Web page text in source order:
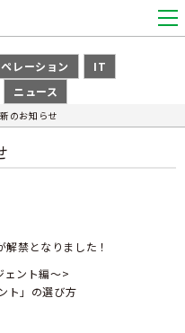
レーション
IT
ニュース
のお知らせ
禁となりました！
ェント編～>
ト」の選び方